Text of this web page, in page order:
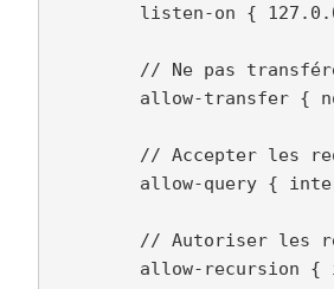
listen-on {
// Ne pas
allow-transfer {
// Accepter les
allow-query {
// Autoriser les
allow-recursion {